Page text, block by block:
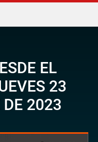
EL
23
DE 2023